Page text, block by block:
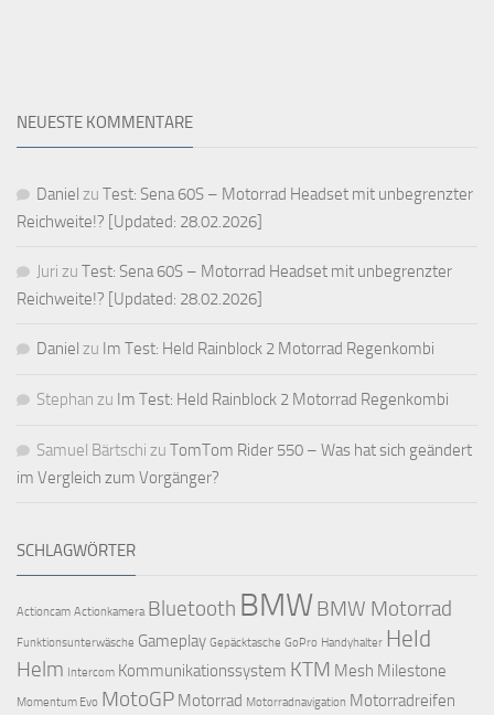
NEUESTE KOMMENTARE
Daniel zu Test: Sena 60S – Motorrad Headset mit unbegrenzter
Reichweite!? [Updated: 28.02.2026]
Juri zu Test: Sena 60S – Motorrad Headset mit unbegrenzter
Reichweite!? [Updated: 28.02.2026]
Daniel zu Im Test: Held Rainblock 2 Motorrad Regenkombi
Stephan zu Im Test: Held Rainblock 2 Motorrad Regenkombi
Samuel Bärtschi zu TomTom Rider 550 – Was hat sich geändert
im Vergleich zum Vorgänger?
SCHLAGWÖRTER
Actioncam Actionkamera Bluetooth BMWBMW Motorrad
Funktionsunterwäsche Gameplay Gepäcktasche GoPro Handyhalter Held
Helm Intercom Kommunikationssystem KTM Mesh Milestone
Momentum Evo MotoGP Motorrad Motorradnavigation Motorradreifen